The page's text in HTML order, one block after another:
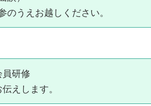
のうえお越しください。
研修
えします。